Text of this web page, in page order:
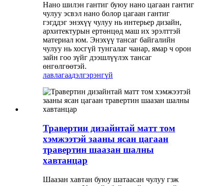
Нано шилэн гантиг буюу нано цагаан гантиг
чулуу эсвэл нано болор цагаан гантиг
гэгддэг энэхүү чулуу нь интерьер дизайн,
архитектурын ертөнцөд маш их эрэлттэй
материал юм. Энэхүү тансаг байгалийн
чулуу нь хосгүй тунгалаг чанар, ямар ч орон
зайн гоо зүйг дээшлүүлэх тансаг
өнгөлгөөтэй.
лавлагаадэлгэрэнгүй
Травертин дизайнтай матт том
хэмжээтэй зааны ясан цагаан
травертин шаазан шалны
хавтанцар
Шаазан хавтан буюу шатаасан чулуу гэж